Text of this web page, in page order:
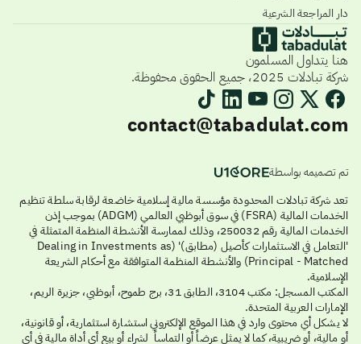
دار المراجعة الشرعية
هنا يتداول المسلمون
شركة تبادلات 2025، جميع الحقوق محفوظة.
contact@tabadulat.com
تم تصميمه بواسطة
تعد شركة تبادلات المحدودة مؤسسة مالية إسلامية خاضعة لرقابة سلطة تنظيم
الخدمات المالية (FSRA) في سوق أبوظبي العالمي (ADGM) بموجب إذن
الخدمات المالية رقم 250032، وذلك لممارسة الأنشطة المنظمة المتمثلة في
'التعامل في الاستثمارات كأصيل (مطابق)' (Dealing in Investments as
Principal - Matched) والأنشطة المنظمة المتوافقة مع أحكام الشريعة
الإسلامية.
المكتب المسجل: مكتب 3104، الطابق 31، برج طموح، أبوظبي، جزيرة الريم،
الإمارات العربية المتحدة.
لا يشكل أي محتوى وارد في هذا الموقع الإلكتروني استشارة استثمارية، أو قانونية،
أو مالية، أو ضريبية، كما لا يمثل عرضاً أو التماساً لشراء أو بيع أي أداة مالية في أي